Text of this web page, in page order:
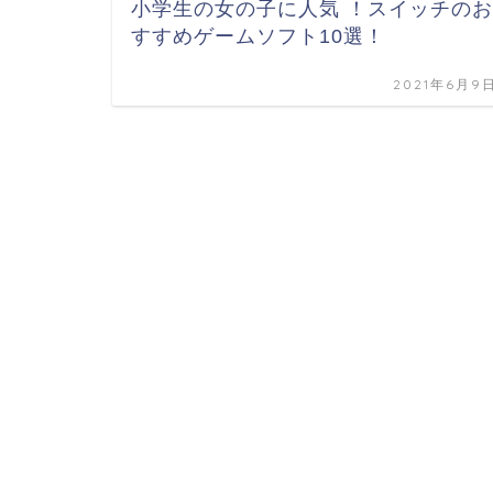
小学生の女の子に人気 ！スイッチのお
すすめゲームソフト10選！
2021年6月9